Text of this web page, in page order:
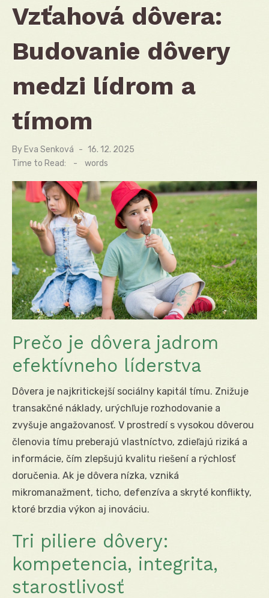
Vzťahová dôvera:
Budovanie dôvery
medzi lídrom a
tímom
By Eva Senková
Posted
on
16. 12. 2025
Time to Read:
- words
Prečo je dôvera jadrom
efektívneho líderstva
Dôvera je najkritickejší sociálny kapitál tímu. Znižuje
transakčné náklady, urýchľuje rozhodovanie a
zvyšuje angažovanosť. V prostredí s vysokou dôverou
členovia tímu preberajú vlastníctvo, zdieľajú riziká a
informácie, čím zlepšujú kvalitu riešení a rýchlosť
doručenia. Ak je dôvera nízka, vzniká
mikromanažment, ticho, defenzíva a skryté konflikty,
ktoré brzdia výkon aj inováciu.
Tri piliere dôvery:
kompetencia, integrita,
starostlivosť